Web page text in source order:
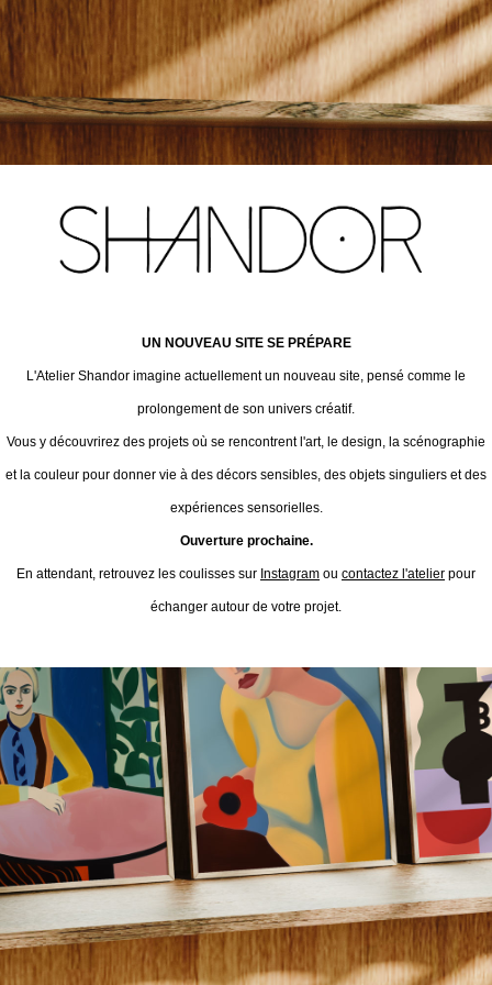
UN NOUVEAU SITE SE PRÉPARE
L'Atelier Shandor imagine actuellement un nouveau site, pensé comme le
prolongement de son univers créatif.
Vous y découvrirez des projets où se rencontrent l'art, le design, la scénographie
et la couleur pour donner vie à des décors sensibles, des objets singuliers et des
expériences sensorielles.
Ouverture prochaine.
En attendant, retrouvez les coulisses sur Instagram ou contactez l'atelier pour
échanger autour de votre projet.